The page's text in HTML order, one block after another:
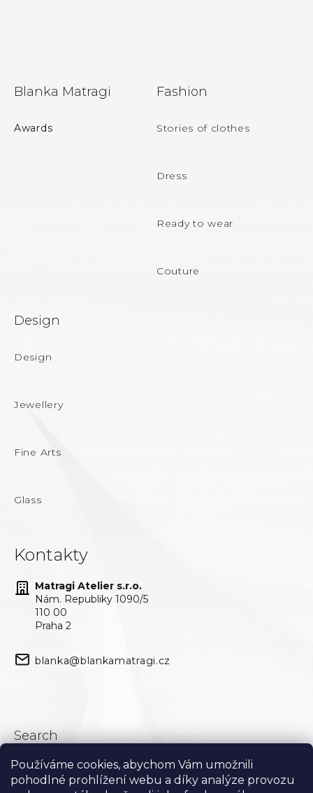
Používáme cookies, abychom Vám umožnili
pohodlné prohlížení webu a díky analýze provozu
Blanka Matragi
Awards
Fashion
Stories of clothes
Dress
Ready to wear
Couture
Design
Design
Jewellery
Fine Arts
Glass
Kontakty
Matragi Atelier s.r.o.
Nám. Republiky 1090/5
110 00
Praha 2
blanka@blankamatragi.cz
Search
Search